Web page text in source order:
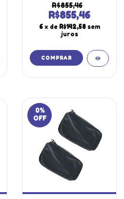
Volume Medição
Direta Datalogger
Tr-4000 Portátil
Instrutherm
R$855,46
R$855,46
6 x de R$142,58 sem
juros
0%
OFF